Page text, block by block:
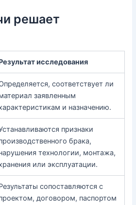
решает
исследования
соответствует ли
заявленным
и назначению.
признаки
брака,
технологии, монтажа,
или эксплуатации.
сопоставляются с
договором, паспортом